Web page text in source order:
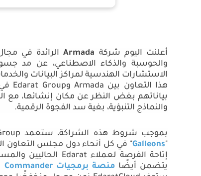
أعلنت اليوم شركة Armadaالرائدة في
والحوسبة والذكاء الاصطناعي، عن مد
الاستشارات الهندسية لمراكز البيانات
هذا التعاون بين Armada وEdarat Group
بياناتهم بغض النظر عن مكان إنشائها، مع
والنماذج التنبؤية، بغية سد الفجوة الرقمية.
بموجب شروط هذه الشراكة، ستعمد
"
Galleons" في كل أنحاء دول مجلس التعاون
إتاحة الفرصة لعملاء Edarat الحاليين
يتضمن أيضًا منصة برمجياتCommander